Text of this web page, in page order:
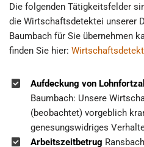
Die folgenden Tätigkeitsfelder
die Wirtschaftsdetektei unserer
Baumbach für Sie übernehmen
finden Sie hier:
Aufdeckung von
Baumbach: Unsere
(beobachtet) vorgeblich
genesungswidriges
Arbeitszeitbetrug